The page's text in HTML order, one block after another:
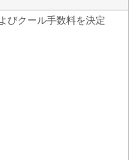
びクール手数料を決定